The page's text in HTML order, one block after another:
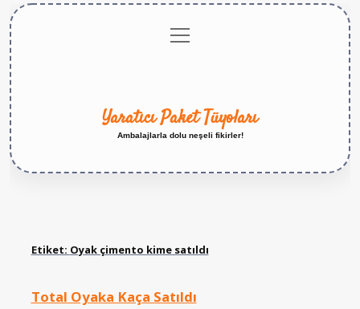
menüyü
aç
Yaratıcı Paket Tüyoları
Ambalajlarla dolu neşeli fikirler!
Etiket: Oyak çimento kime satıldı
Total Oyaka Kaça Satıldı